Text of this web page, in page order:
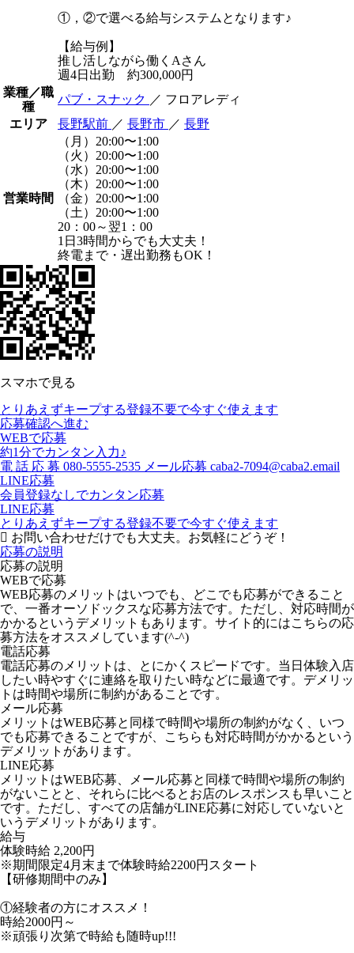
①，②で選べる給与システムとなります♪
【給与例】
推し活しながら働くAさん
週4日出勤 約300,000円
業種／職
種
パブ・スナック ／ フロアレディ
エリア
長野駅前 ／ 長野市 ／ 長野
営業時間
（月）20:00〜1:00
（火）20:00〜1:00
（水）20:00〜1:00
（木）20:00〜1:00
（金）20:00〜1:00
（土）20:00〜1:00
20：00～翌1：00
1日3時間からでも大丈夫！
終電まで・遅出勤務もOK！
スマホで見る
とりあえずキープする登録不要で今すぐ使えます
応募確認へ進む
WEBで応募
約1分でカンタン入力♪
電 話 応 募 080-5555-2535 メール応募 caba2-7094@caba2.email
LINE応募
会員登録なしでカンタン応募
LINE応募
とりあえずキープする登録不要で今すぐ使えます
お問い合わせだけでも大丈夫。お気軽にどうぞ！
応募の説明
応募の説明
WEBで応募
WEB応募のメリットはいつでも、どこでも応募ができること
で、一番オーソドックスな応募方法です。ただし、対応時間が
かかるというデメリットもあります。サイト的にはこちらの応
募方法をオススメしています(^-^)
電話応募
電話応募のメリットは、とにかくスピードです。当日体験入店
したい時やすぐに連絡を取りたい時などに最適です。デメリッ
トは時間や場所に制約があることです。
メール応募
メリットはWEB応募と同様で時間や場所の制約がなく、いつ
でも応募できることですが、こちらも対応時間がかかるという
デメリットがあります。
LINE応募
メリットはWEB応募、メール応募と同様で時間や場所の制約
がないことと、それらに比べるとお店のレスポンスも早いこと
です。ただし、すべての店舗がLINE応募に対応していないと
いうデメリットがあります。
給与
体験時給 2,200円
※期間限定4月末まで体験時給2200円スタート
【研修期間中のみ】
①経験者の方にオススメ！
時給2000円～
※頑張り次第で時給も随時up!!!